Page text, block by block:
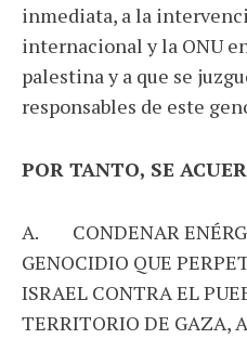
inmediata, a la
internacional y la ONU
palestina y a que se
responsables de este
POR TANTO, SE
A. CONDENAR
GENOCIDIO QUE
ISRAEL CONTRA EL
TERRITORIO DE GAZA,